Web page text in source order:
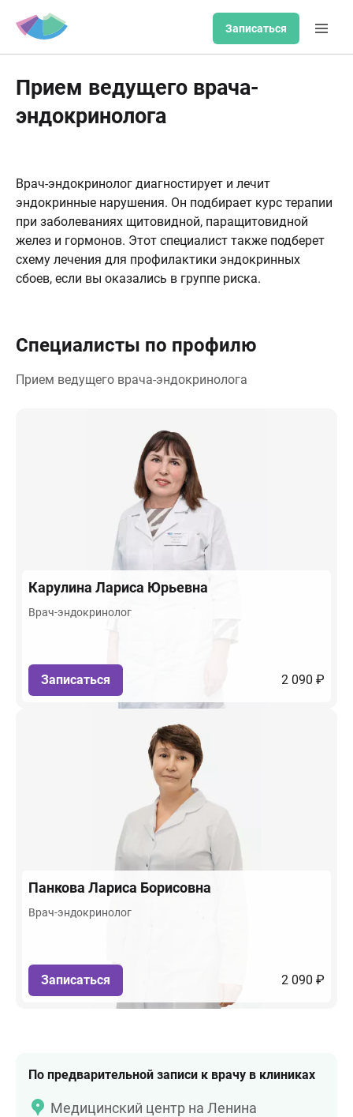
Записаться
Прием ведущего врача-
эндокринолога
Врач-эндокринолог диагностирует и лечит
эндокринные нарушения. Он подбирает курс терапии
при заболеваниях щитовидной, паращитовидной
желез и гормонов. Этот специалист также подберет
схему лечения для профилактики эндокринных
сбоев, если вы оказались в группе риска.
Специалисты по профилю
Прием ведущего врача-эндокринолога
Карулина Лариса Юрьевна
Врач-эндокринолог
Записаться 2 090 ₽
Панкова Лариса Борисовна
Врач-эндокринолог
Записаться 2 090 ₽
По предварительной записи к врачу в клиниках
Медицинский центр на Ленина